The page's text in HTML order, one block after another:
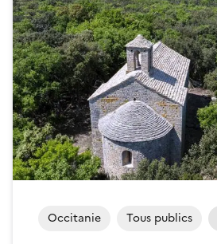
Occitanie Tous publics